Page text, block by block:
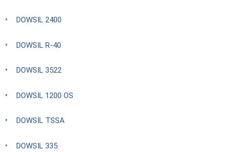
DOWSIL 2400
DOWSIL R-40
DOWSIL 3522
DOWSIL 1200 OS
DOWSIL TSSA
DOWSIL 335